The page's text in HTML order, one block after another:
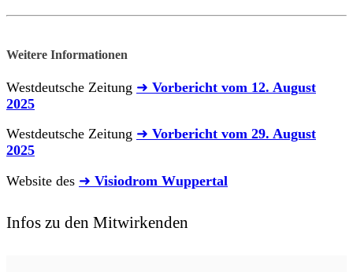
Weitere Informationen
Westdeutsche Zeitung ➜ Vorbericht vom 12. August
2025
Westdeutsche Zeitung ➜ Vorbericht vom 29. August
2025
Website des ➜ Visiodrom Wuppertal
Infos zu den Mitwirkenden